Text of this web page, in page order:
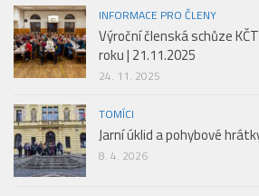
INFORMACE PRO ČLENY
Výroční členská schůze
roku | 21.11.2025
24. 11. 2025
TOMÍCI
Jarní úklid a pohybové
8. 4. 2026